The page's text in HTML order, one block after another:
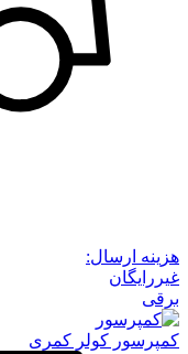
هزینه ارسال:
غیررایگان
برقی
کمپرسور کولر کمری